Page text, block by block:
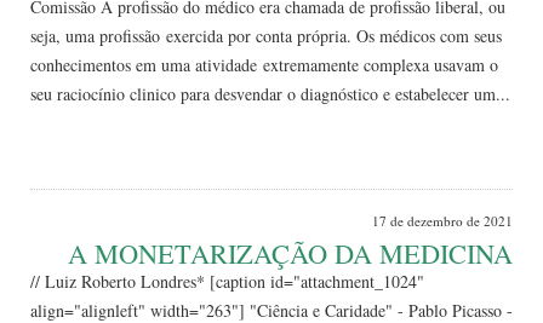
Comissão A profissão do médico era chamada de profissão liberal, ou
seja, uma profissão exercida por conta própria. Os médicos com seus
conhecimentos em uma atividade extremamente complexa usavam o
seu raciocínio clinico para desvendar o diagnóstico e estabelecer um...
17 de dezembro de 2021
A MONETARIZAÇÃO DA MEDICINA
// Luiz Roberto Londres* [caption id="attachment_1024"
align="alignleft" width="263"] "Ciência e Caridade" - Pablo Picasso -